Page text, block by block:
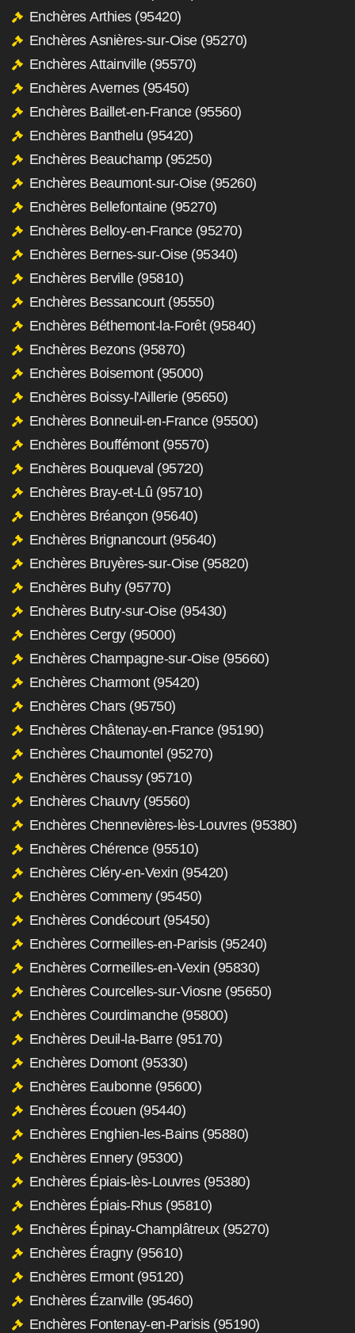
Enchères Arthies (95420)
Enchères Asnières-sur-Oise (95270)
Enchères Attainville (95570)
Enchères Avernes (95450)
Enchères Baillet-en-France (95560)
Enchères Banthelu (95420)
Enchères Beauchamp (95250)
Enchères Beaumont-sur-Oise (95260)
Enchères Bellefontaine (95270)
Enchères Belloy-en-France (95270)
Enchères Bernes-sur-Oise (95340)
Enchères Berville (95810)
Enchères Bessancourt (95550)
Enchères Béthemont-la-Forêt (95840)
Enchères Bezons (95870)
Enchères Boisemont (95000)
Enchères Boissy-l'Aillerie (95650)
Enchères Bonneuil-en-France (95500)
Enchères Bouffémont (95570)
Enchères Bouqueval (95720)
Enchères Bray-et-Lû (95710)
Enchères Bréançon (95640)
Enchères Brignancourt (95640)
Enchères Bruyères-sur-Oise (95820)
Enchères Buhy (95770)
Enchères Butry-sur-Oise (95430)
Enchères Cergy (95000)
Enchères Champagne-sur-Oise (95660)
Enchères Charmont (95420)
Enchères Chars (95750)
Enchères Châtenay-en-France (95190)
Enchères Chaumontel (95270)
Enchères Chaussy (95710)
Enchères Chauvry (95560)
Enchères Chennevières-lès-Louvres (95380)
Enchères Chérence (95510)
Enchères Cléry-en-Vexin (95420)
Enchères Commeny (95450)
Enchères Condécourt (95450)
Enchères Cormeilles-en-Parisis (95240)
Enchères Cormeilles-en-Vexin (95830)
Enchères Courcelles-sur-Viosne (95650)
Enchères Courdimanche (95800)
Enchères Deuil-la-Barre (95170)
Enchères Domont (95330)
Enchères Eaubonne (95600)
Enchères Écouen (95440)
Enchères Enghien-les-Bains (95880)
Enchères Ennery (95300)
Enchères Épiais-lès-Louvres (95380)
Enchères Épiais-Rhus (95810)
Enchères Épinay-Champlâtreux (95270)
Enchères Éragny (95610)
Enchères Ermont (95120)
Enchères Ézanville (95460)
Enchères Fontenay-en-Parisis (95190)